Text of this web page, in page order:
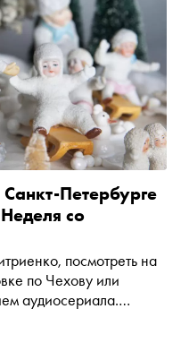
Петербурге
со
посмотреть на
по Чехову или
аудиосериала.